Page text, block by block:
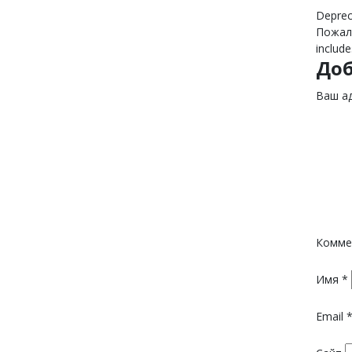
Ваш
Имя *
Email *